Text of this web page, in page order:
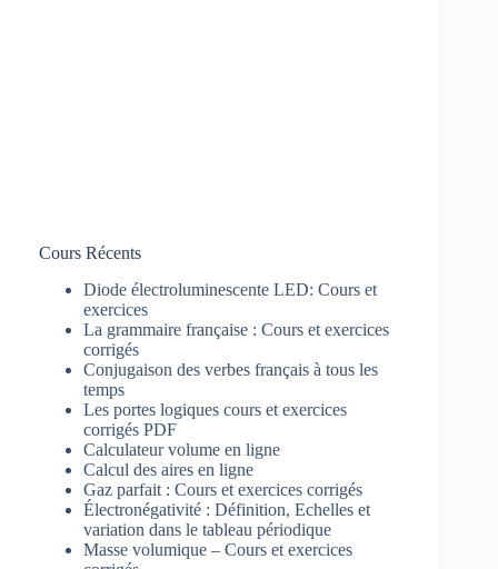
Cours Récents
Diode électroluminescente LED: Cours et
exercices
La grammaire française : Cours et exercices
corrigés
Conjugaison des verbes français à tous les
temps
Les portes logiques cours et exercices
corrigés PDF
Calculateur volume en ligne
Calcul des aires en ligne
Gaz parfait : Cours et exercices corrigés
Électronégativité : Définition, Echelles et
variation dans le tableau périodique
Masse volumique – Cours et exercices